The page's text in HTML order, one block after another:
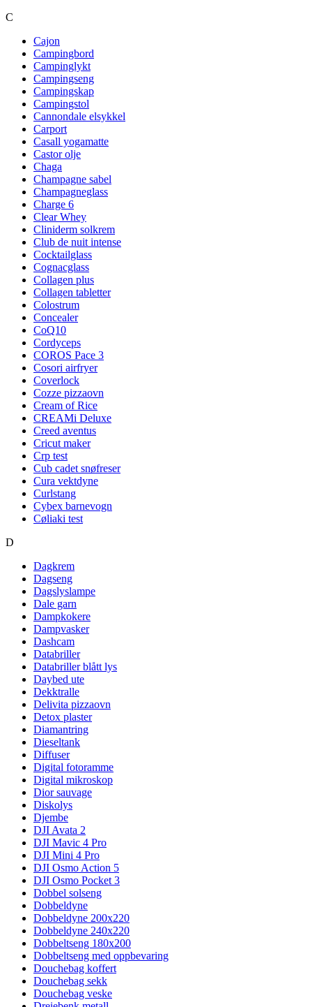
C
Cajon
Campingbord
Campinglykt
Campingseng
Campingskap
Campingstol
Cannondale elsykkel
Carport
Casall yogamatte
Castor olje
Chaga
Champagne sabel
Champagneglass
Charge 6
Clear Whey
Cliniderm solkrem
Club de nuit intense
Cocktailglass
Cognacglass
Collagen plus
Collagen tabletter
Colostrum
Concealer
CoQ10
Cordyceps
COROS Pace 3
Cosori airfryer
Coverlock
Cozze pizzaovn
Cream of Rice
CREAMi Deluxe
Creed aventus
Cricut maker
Crp test
Cub cadet snøfreser
Cura vektdyne
Curlstang
Cybex barnevogn
Cøliaki test
D
Dagkrem
Dagseng
Dagslyslampe
Dale garn
Dampkokere
Dampvasker
Dashcam
Databriller
Databriller blått lys
Daybed ute
Dekktralle
Delivita pizzaovn
Detox plaster
Diamantring
Dieseltank
Diffuser
Digital fotoramme
Digital mikroskop
Dior sauvage
Diskolys
Djembe
DJI Avata 2
DJI Mavic 4 Pro
DJI Mini 4 Pro
DJI Osmo Action 5
DJI Osmo Pocket 3
Dobbel solseng
Dobbeldyne
Dobbeldyne 200x220
Dobbeldyne 240x220
Dobbeltseng 180x200
Dobbeltseng med oppbevaring
Douchebag koffert
Douchebag sekk
Douchebag veske